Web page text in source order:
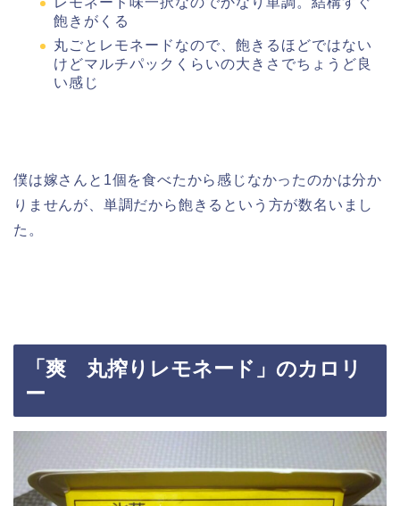
飽きがくる
丸ごとレモネードなので、飽きるほどではない
けどマルチパックくらいの大きさでちょうど良
い感じ
僕は嫁さんと1個を食べたから感じなかったのかは分か
りませんが、単調だから飽きるという方が数名いまし
た。
「爽 丸搾りレモネード」のカロリ
ー